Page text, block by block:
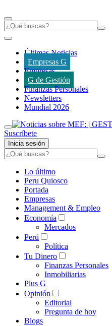
Últimas Noticias
Empresas G
Empresas
G de Gestión
Finanzas Personales
Newsletters
Mundial 2026
Suscríbete
Inicia sesión
Lo último
Peru Quiosco
Portada
Empresas
Management & Empleo
Economía
Mercados
Perú
Política
Tu Dinero
Finanzas Personales
Inmobiliarias
Plus G
Opinión
Editorial
Pregunta de hoy
Blogs